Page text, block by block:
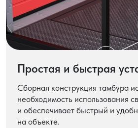
Простая и быстрая
Сборная конструкция тамбура
необходимость использования
и обеспечивает быстрый и
на объекте.